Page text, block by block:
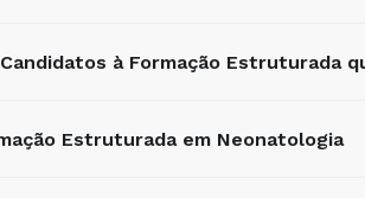
à Formação Estruturada
Estruturada em Neonatologia